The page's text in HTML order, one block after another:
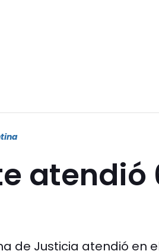
atendió
de Justicia atendió en